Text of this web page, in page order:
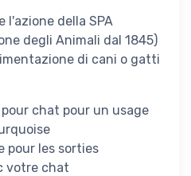
l'azione della SPA
degli Animali dal 1845)
di cani o gatti
chat pour un usage
pour les sorties
votre chat